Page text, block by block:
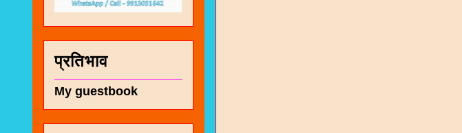
प्रतिभाव
My guestbook